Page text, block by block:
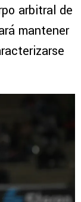
arbitral de
mantener